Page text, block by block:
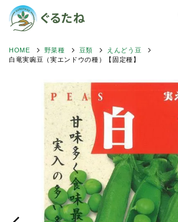
HOME 野菜種 豆類
えんどう豆
白竜実豌豆（実エンドウの種）【固定種】